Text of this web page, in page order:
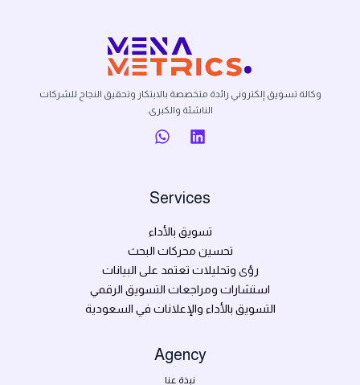
وكالة تسويق إلكتروني رائدة متخصصة بالابتكار وتحقيق النجاح للشركات
الناشئة والكبرى.
Services
تسويق بالأداء
تحسين محركات البحث
رؤى وتحليلات تعتمد على البيانات
استشارات ومراجعات التسويق الرقمي
التسويق بالأداء والإعلانات في السعودية
Agency
نبذة عنا